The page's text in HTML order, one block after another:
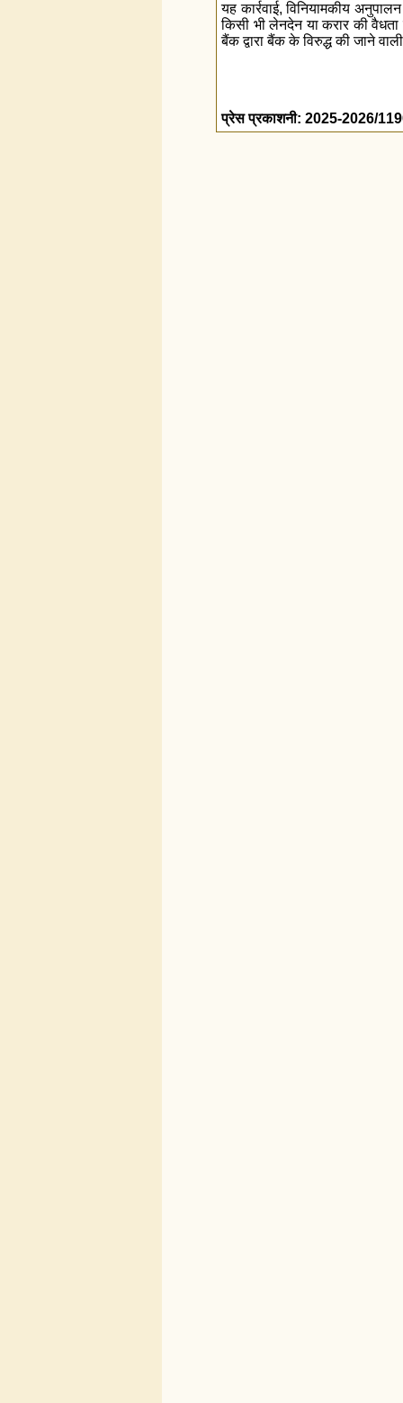
यह कार्रवाई, विनियामकीय
किसी भी लेनदेन या करार की
बैंक द्वारा बैंक के विरुद्ध की जाने
प्रेस प्रकाशनी: 2025-2026/